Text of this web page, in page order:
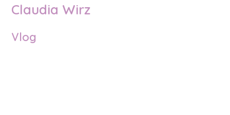
Claudia Wirz
Vlog